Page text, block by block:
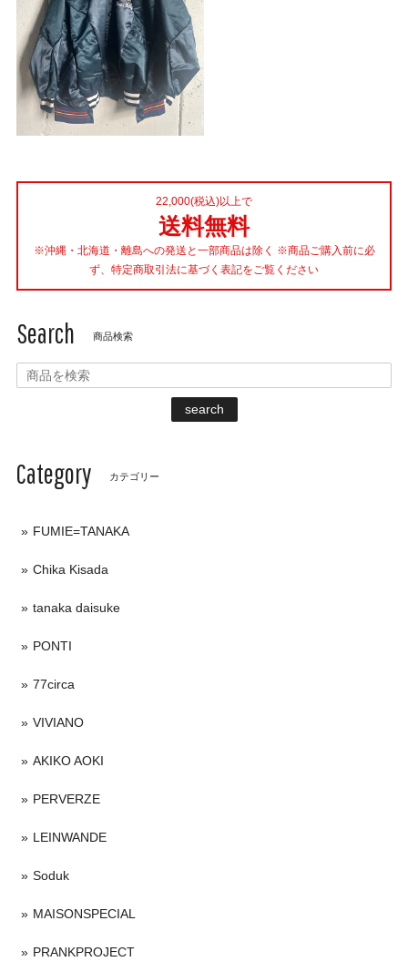
22,000(税込)以上で
送料無料
※沖縄・北海道・離島への発送と一部商品は除く ※商品ご購入前に必
ず、特定商取引法に基づく表記をご覧ください
Search 商品検索
search
Category カテゴリー
FUMIE=TANAKA
Chika Kisada
tanaka daisuke
PONTI
77circa
VIVIANO
AKIKO AOKI
PERVERZE
LEINWANDE
Soduk
MAISONSPECIAL
PRANKPROJECT